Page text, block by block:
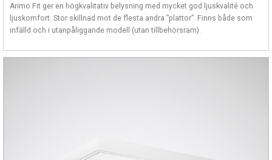
Arimo Fit ger en högkvalitativ belysning med mycket god ljuskvalité och
ljuskomfort. Stor skillnad mot de flesta andra ”plattor”. Finns både som
infälld och i utanpåliggande modell (utan tillbehörsram).